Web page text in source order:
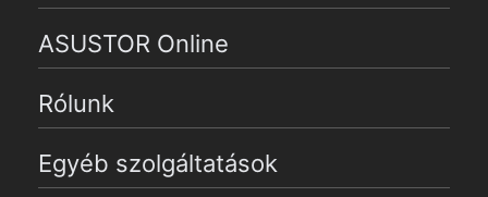
ASUSTOR Online
Rólunk
Egyéb szolgáltatások